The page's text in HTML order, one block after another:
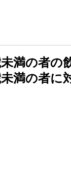
満の者の
満の者に